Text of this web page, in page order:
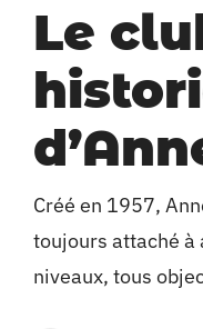
Le
Créé en 1957,
toujours attaché à
niveaux, tous